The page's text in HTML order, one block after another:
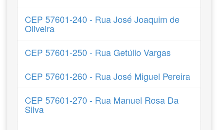
CEP 57601-240 - Rua José Joaquim de
Oliveira
CEP 57601-250 - Rua Getúlio Vargas
CEP 57601-260 - Rua José Miguel Pereira
CEP 57601-270 - Rua Manuel Rosa Da
Silva